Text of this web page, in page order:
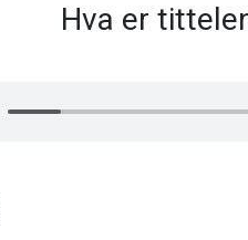
Hva er